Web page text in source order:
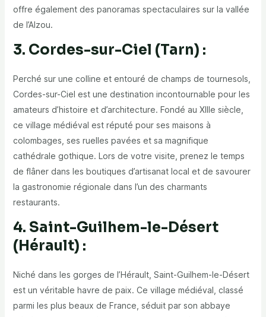
offre également des panoramas spectaculaires sur la vallée
de l’Alzou.
3. Cordes-sur-Ciel (Tarn) :
Perché sur une colline et entouré de champs de tournesols,
Cordes-sur-Ciel est une destination incontournable pour les
amateurs d’histoire et d’architecture. Fondé au XIIIe siècle,
ce village médiéval est réputé pour ses maisons à
colombages, ses ruelles pavées et sa magnifique
cathédrale gothique. Lors de votre visite, prenez le temps
de flâner dans les boutiques d’artisanat local et de savourer
la gastronomie régionale dans l’un des charmants
restaurants.
4. Saint-Guilhem-le-Désert
(Hérault) :
Niché dans les gorges de l’Hérault, Saint-Guilhem-le-Désert
est un véritable havre de paix. Ce village médiéval, classé
parmi les plus beaux de France, séduit par son abbaye